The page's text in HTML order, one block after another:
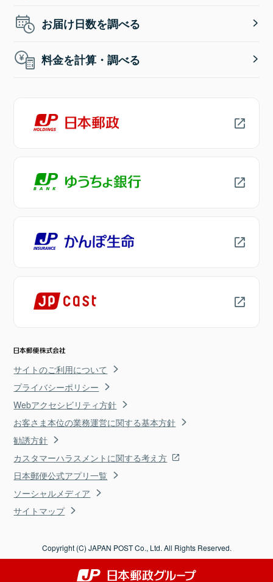
お届け日数を調べる
料金を計算・調べる
サイトのご利用について
プライバシーポリシー
Webアクセシビリティ方針
お客さま本位の業務運営に関する基本方針
勧誘方針
カスタマーハラスメントに関する考え方
日本郵便公式アプリ一覧
ソーシャルメディア
サイトマップ
Copyright (C) JAPAN POST Co., Ltd. All Rights Reserved.